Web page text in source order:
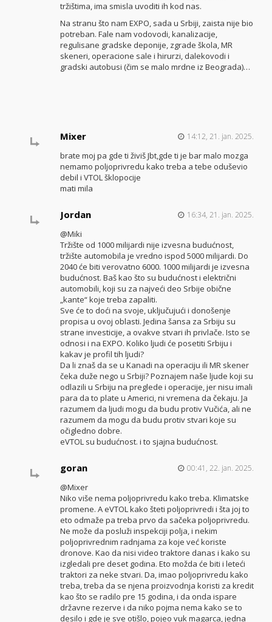
tržištima, ima smisla uvoditi ih kod nas.
Na stranu što nam EXPO, sada u Srbiji, zaista nije bio
potreban. Fale nam vodovodi, kanalizacije,
regulisane gradske deponije, zgrade škola, MR
skeneri, operacione sale i hirurzi, dalekovodi i
gradski autobusi (čim se malo mrdne iz Beograda)…
Mixer 14:12, 21. jan. 2025.
brate moj pa gde ti živiš Jbt,gde ti je bar malo mozga
nemamo poljoprivredu kako treba a tebe oduševio
debil i VTOL šklopocije
mati mila
Jordan 16:34, 21. jan. 2025.
@Miki
Tržište od 1000 milijardi nije izvesna budućnost,
tržište automobila je vredno ispod 5000 milijardi. Do
2040 će biti verovatno 6000. 1000 milijardi je izvesna
budućnost. Baš kao što su budućnost i električni
automobili, koji su za najveći deo Srbije obične
„kante“ koje treba zapaliti.
Sve će to doći na svoje, uključujući i donošenje
propisa u ovoj oblasti. Jedina šansa za Srbiju su
strane investicije, a ovakve stvari ih privlače. Isto se
odnosi i na EXPO. Koliko ljudi će posetiti Srbiju i
kakav je profil tih ljudi?
Da li znaš da se u Kanadi na operaciju ili MR skener
čeka duže nego u Srbiji? Poznajem naše ljude koji su
odlazili u Srbiju na preglede i operacije, jer nisu imali
para da to plate u Americi, ni vremena da čekaju. Ja
razumem da ljudi mogu da budu protiv Vučića, ali ne
razumem da mogu da budu protiv stvari koje su
očigledno dobre.
eVTOL su budućnost. i to sjajna budućnost.
goran 00:41, 22. jan. 2025.
@Mixer
Niko više nema poljoprivredu kako treba. Klimatske
promene. A eVTOL kako šteti poljoprivredi i šta joj to
eto odmaže pa treba prvo da sačeka poljoprivredu.
Ne može da posluži inspekciji polja, i nekim
poljoprivrednim radnjama za koje već koriste
dronove. Kao da nisi video traktore danas i kako su
izgledali pre deset godina. Eto možda će biti i leteći
traktori za neke stvari. Da, imao poljoprivredu kako
treba, treba da se njena proizvodnja koristi za kredit
kao što se radilo pre 15 godina, i da onda ispare
državne rezerve i da niko pojma nema kako se to
desilo i gde je sve otišlo, pojeo vuk magarca, jedna